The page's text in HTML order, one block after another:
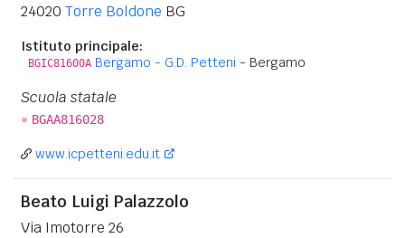
24020 Torre Boldone BG
Istituto principale:
BGIC81600A Bergamo - G.D. Petteni - Bergamo
Scuola statale
» BGAA816028
www.icpetteni.edu.it
Beato Luigi Palazzolo
Via Imotorre 26